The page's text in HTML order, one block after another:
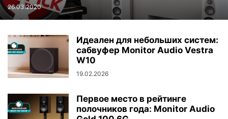
26.03.2020
Идеален для небольших систем:
сабвуфер Monitor Audio Vestra
W10
19.02.2026
Первое место в рейтинге
полочников года: Monitor Audio